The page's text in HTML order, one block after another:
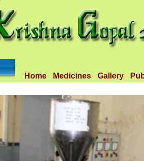
Home Medicines Gallery